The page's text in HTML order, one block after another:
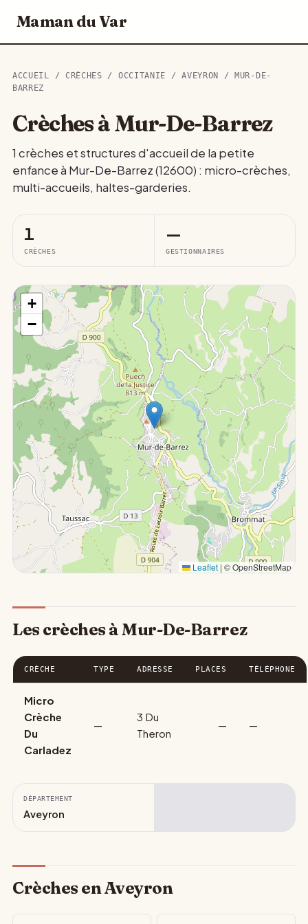
Maman du Var
ACCUEIL / CRÈCHES / OCCITANIE /AVEYRON
/ MUR-DE-
BARREZ
Crèches à Mur-De-Barrez
1 crèches et structures d'accueil de la petite
enfance à Mur-De-Barrez (12600) : micro-crèches,
multi-accueils, haltes-garderies.
1
CRÈCHES
—
GESTIONNAIRES
+
−
Leaflet | © OpenStreetMap
Les crèches à Mur-De-Barrez
CRÈCHE TYPE ADRESSE PLACES TÉLÉPHONE
Micro
Crèche
Du
Carladez
—
3 Du
Theron
— —
DÉPARTEMENT
Aveyron
Crèches en Aveyron